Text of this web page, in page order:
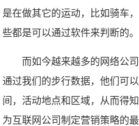
是在做其它的运动，比如骑车
些都是可以通过软件来判断的。
而如今越来越多的网络公
通过我们的步行数据，他们可
间，活动地点和区域，从而得
为互联网公司制定营销策略的